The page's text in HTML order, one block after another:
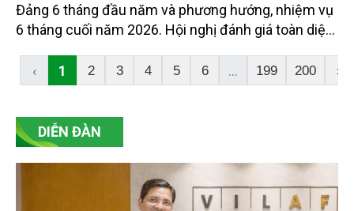
Đảng 6 tháng đầu năm và phương hướng, nhiệm vụ
6 tháng cuối năm 2026. Hội nghị đánh giá toàn diện
dựng Đảng, hoạt động chuyên môn, đồng thời đề ra
các giải pháp trọng tâm nhằm tiếp tục nâng cao
cuối năm 2026.
‹ 1 2 3 4 5 6 ... 199 200 ›
DIỄN ĐÀN